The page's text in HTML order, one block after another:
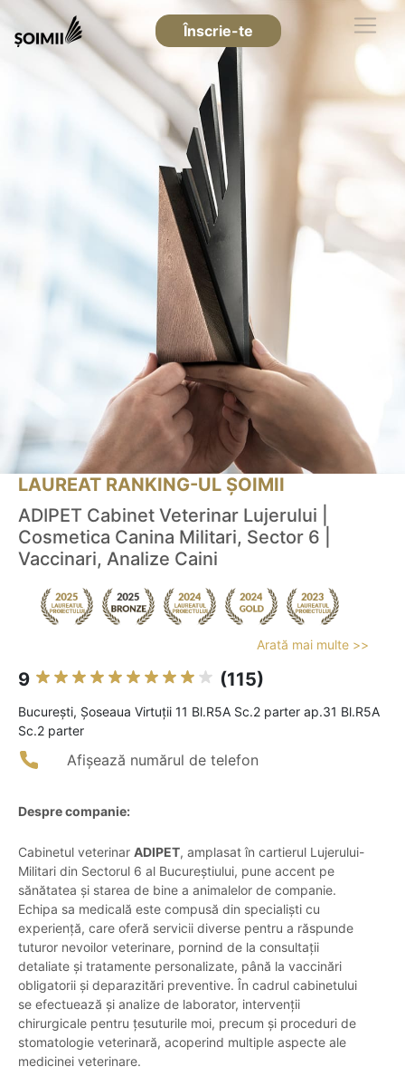
Înscrie-te
LAUREAT RANKING-UL ȘOIMII
ADIPET Cabinet Veterinar Lujerului |
Cosmetica Canina Militari, Sector 6 |
Vaccinari, Analize Caini
Arată mai multe >>
9 (115)
Bucureşti, Șoseaua Virtuții 11 Bl.R5A Sc.2 parter ap.31 Bl.R5A
Sc.2 parter
Afișează numărul de telefon
Despre companie:
Cabinetul veterinar ADIPET, amplasat în cartierul Lujerului-
Militari din Sectorul 6 al Bucureștiului, pune accent pe
sănătatea și starea de bine a animalelor de companie.
Echipa sa medicală este compusă din specialiști cu
experiență, care oferă servicii diverse pentru a răspunde
tuturor nevoilor veterinare, pornind de la consultații
detaliate și tratamente personalizate, până la vaccinări
obligatorii și deparazitări preventive. În cadrul cabinetului
se efectuează și analize de laborator, intervenții
chirurgicale pentru țesuturile moi, precum și proceduri de
stomatologie veterinară, acoperind multiple aspecte ale
medicinei veterinare.